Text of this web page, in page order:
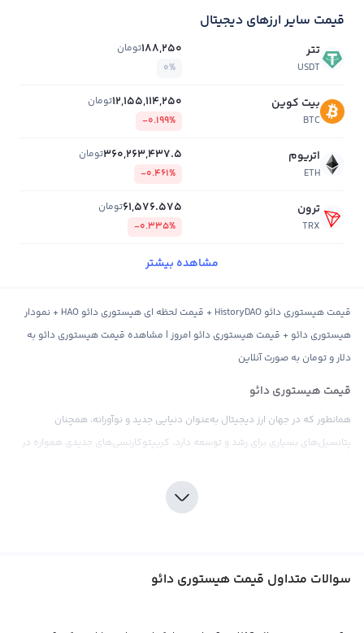
قیمت سایر ارزهای دیجیتال
تتر
USDT
188,250تومان
0%
بیت کوین
BTC
12,155,114,250تومان
-0.199%
اتریوم
ETH
360,263,437.5تومان
-0.461%
ترون
TRX
61,576.575تومان
-0.335%
مشاهده بیشتر
قیمت هیستوری دائو HistoryDAO + قیمت لحظه ای هیستوری دائو HAO + نمودار
هیستوری دائو + قیمت هیستوری دائو امروز | مشاهده قیمت هیستوری دائو به
دلار و تومان به صورت آنلاین
قیمت هیستوری دائو
همانطور که در جهان ارز دیجیتال به‌عنوان دنیایی جدید و نوآورانه، همچنان
پتانسیل‌های بسیاری برای رشد و توسعه دارد، کریپتوکارنسی‌های جدیدی همواره در
طور کلی معرفی به جامعه ارز‌های دیجیتال پرند است.
دیجیتال مورد استفاده قرار گیرد. همانند قیمت بیت کوین، این کریپتوکارنسی نیز
سوالات متداول قیمت هیستوری دائو